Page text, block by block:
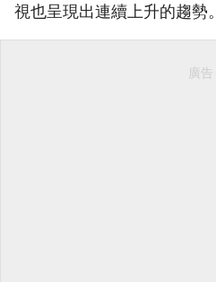
視也呈現出連續上升的趨勢。
廣告